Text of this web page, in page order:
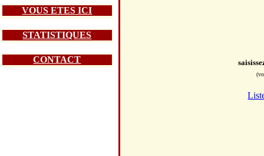
VOUS ETES ICI
STATISTIQUES
CONTACT